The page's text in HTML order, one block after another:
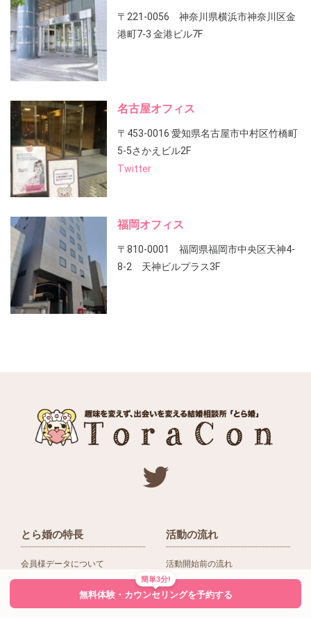
〒221-0056 神奈川県横浜市神奈川区金
港町7-3 金港ビル7F
名古屋オフィス
〒453-0016 愛知県名古屋市中村区竹橋町
5-5さかえビル2F
Twitter
福岡オフィス
〒810-0001 福岡県福岡市中央区天神4-
8-2 天神ビルプラス3F
とら婚の特長
会員様データについて
活動の流れ
活動開始前の流れ
入会後の活動の流れ
簡単3分!
無料体験・カウンセリングを予約する